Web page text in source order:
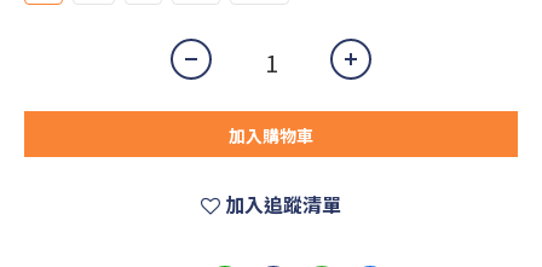
加入購物車
加入追蹤清單